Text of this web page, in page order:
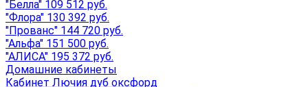
"Белла" 109 512 руб.
"Флора" 130 392 руб.
"Прованс" 144 720 руб.
"Альфа" 151 500 руб.
"АЛИСА" 195 372 руб.
Домашние кабинеты
Кабинет Лючия дуб оксфорд